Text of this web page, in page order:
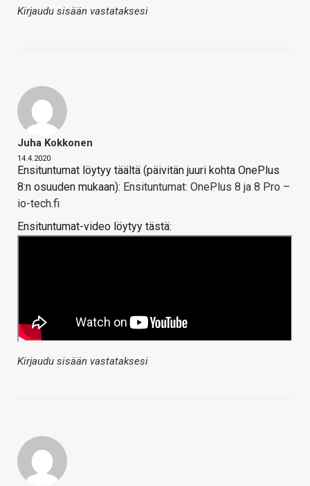
Kirjaudu sisään vastataksesi
Juha Kokkonen
14.4.2020
Ensituntumat löytyy täältä (päivitän juuri kohta OnePlus
8:n osuuden mukaan): Ensituntumat: OnePlus 8 ja 8 Pro –
io-tech.fi
Ensituntumat-video löytyy tästä:
Kirjaudu sisään vastataksesi